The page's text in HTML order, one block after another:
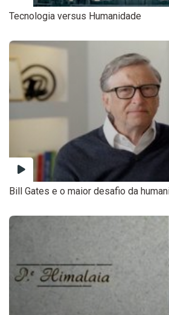
Tecnologia versus Humanidade
Bill Gates e o maior desafio da